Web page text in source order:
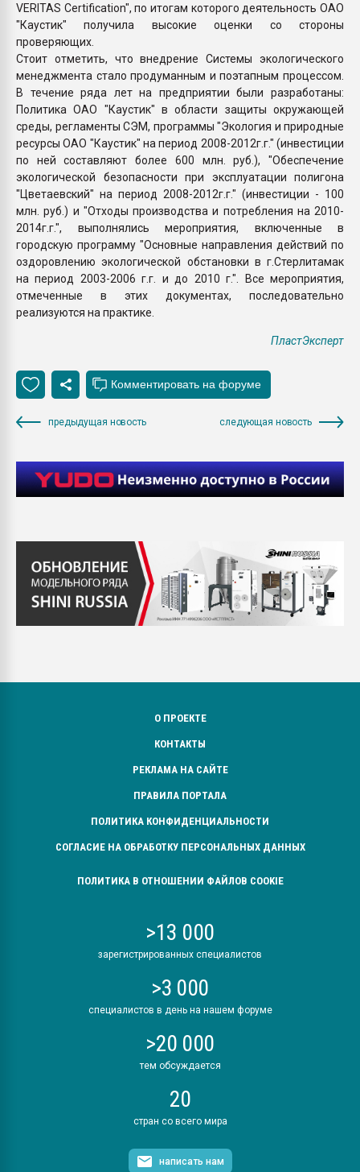
VERITAS Certification", по итогам которого деятельность ОАО
"Каустик" получила высокие оценки со стороны
проверяющих.
Стоит отметить, что внедрение Системы экологического
менеджмента стало продуманным и поэтапным процессом.
В течение ряда лет на предприятии были разработаны:
Политика ОАО "Каустик" в области защиты окружающей
среды, регламенты СЭМ, программы "Экология и природные
ресурсы ОАО "Каустик" на период 2008-2012г.г." (инвестиции
по ней составляют более 600 млн. руб.), "Обеспечение
экологической безопасности при эксплуатации полигона
"Цветаевский" на период 2008-2012г.г." (инвестиции - 100
млн. руб.) и "Отходы производства и потребления на 2010-
2014г.г.", выполнялись мероприятия, включенные в
городскую программу "Основные направления действий по
оздоровлению экологической обстановки в г.Стерлитамак
на период 2003-2006 г.г. и до 2010 г.". Все мероприятия,
отмеченные в этих документах, последовательно
реализуются на практике.
ПластЭксперт
предыдущая новость следующая новость
О ПРОЕКТЕ
КОНТАКТЫ
РЕКЛАМА НА САЙТЕ
ПРАВИЛА ПОРТАЛА
ПОЛИТИКА КОНФИДЕНЦИАЛЬНОСТИ
СОГЛАСИЕ НА ОБРАБОТКУ ПЕРСОНАЛЬНЫХ ДАННЫХ
ПОЛИТИКА В ОТНОШЕНИИ ФАЙЛОВ COOKIE
>13 000
зарегистрированных специалистов
>3 000
специалистов в день на нашем форуме
>20 000
тем обсуждается
20
стран со всего мира
написать нам